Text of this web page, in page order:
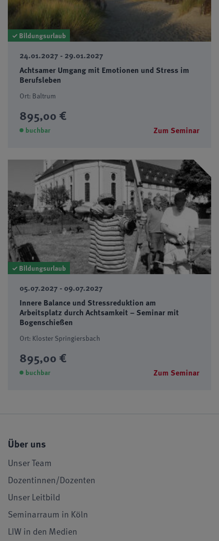
✓ Bildungsurlaub
24.01.2027 - 29.01.2027
Achtsamer Umgang mit Emotionen und Stress im
Berufsleben
Ort: Baltrum
895,00 €
buchbar Zum Seminar
✓ Bildungsurlaub
05.07.2027 - 09.07.2027
Innere Balance und Stressreduktion am
Arbeitsplatz durch Achtsamkeit – Seminar mit
Bogenschießen
Ort: Kloster Springiersbach
895,00 €
buchbar Zum Seminar
Über uns
Unser Team
Dozentinnen/Dozenten
Unser Leitbild
Seminarraum in Köln
LIW in den Medien